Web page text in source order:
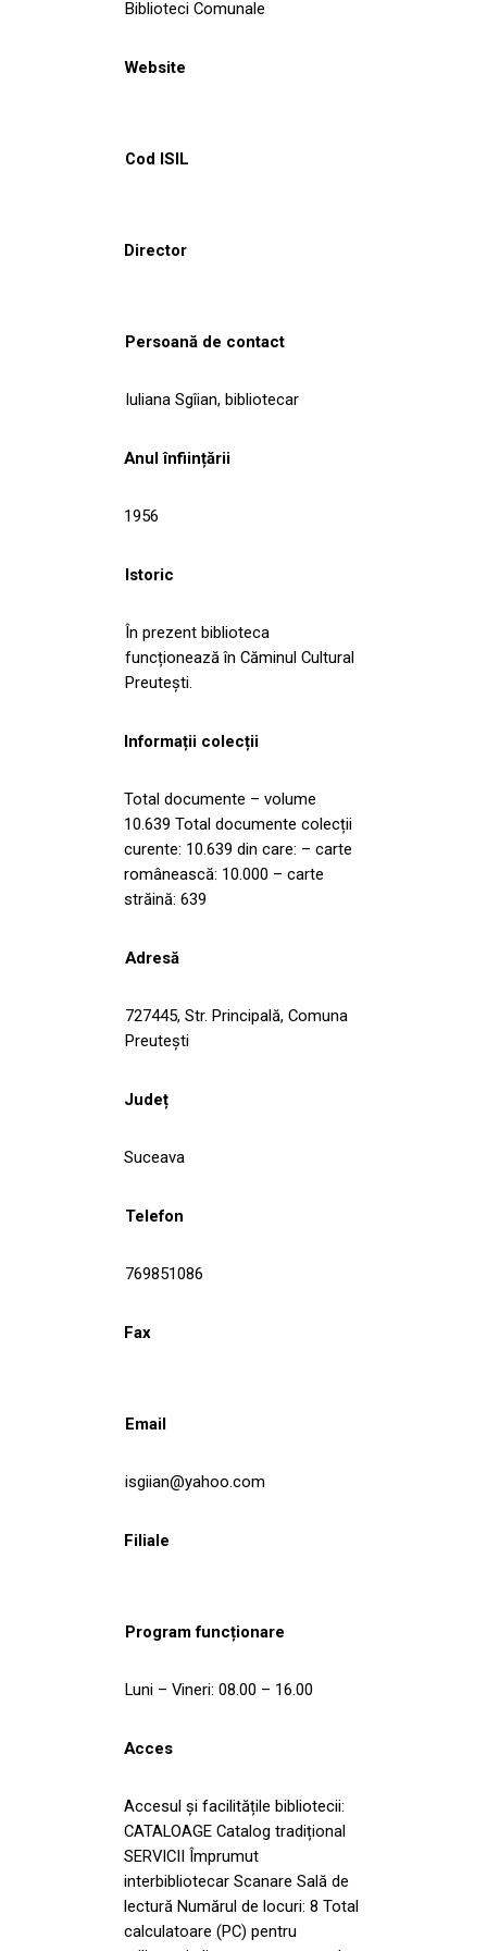
Biblioteci Comunale
Website
Cod ISIL
Director
Persoană de contact
Iuliana Sgîian, bibliotecar
Anul înființării
1956
Istoric
În prezent biblioteca
funcționează în Căminul Cultural
Preutești.
Informații colecții
Total documente – volume
10.639 Total documente colecții
curente: 10.639 din care: – carte
românească: 10.000 – carte
străină: 639
Adresă
727445, Str. Principală, Comuna
Preuteşti
Județ
Suceava
Telefon
769851086
Fax
Email
isgiian@yahoo.com
Filiale
Program funcționare
Luni – Vineri: 08.00 – 16.00
Acces
Accesul și facilitățile bibliotecii:
CATALOAGE Catalog tradițional
SERVICII Împrumut
interbibliotecar Scanare Sală de
lectură Numărul de locuri: 8 Total
calculatoare (PC) pentru